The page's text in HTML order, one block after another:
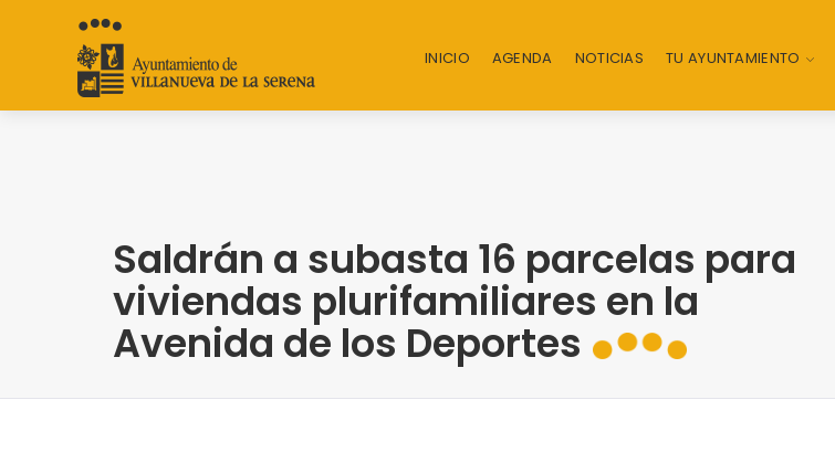
INICIO AGENDA NOTICIAS TU AYUNTAMIENTO
Saldrán a subasta 16 parcelas para
viviendas plurifamiliares en la
Avenida de los Deportes